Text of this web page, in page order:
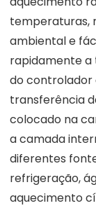
temperaturas,
ambiental e
rapidamente
do controlador
transferência
colocado na
a camada
diferentes
refrigeração,
aquecimento